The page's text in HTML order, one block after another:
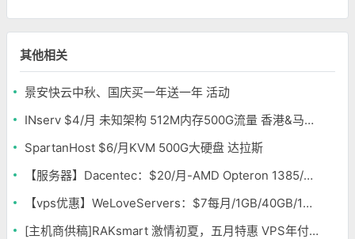
其他相关
景安快云中秋、国庆买一年送一年 活动
INserv $4/月 未知架构 512M内存500G流量 香港&马来西亚便宜VPS
SpartanHost $6/月KVM 500G大硬盘 达拉斯
【服务器】Dacentec：$20/月-AMD Opteron 1385/8GB/2TB*2/10TB 北卡
【vps优惠】WeLoveServers：$7每月/1GB/40GB/1TB KVM 洛杉矶
[主机商供稿]RAKsmart 激情初夏，五月特惠 VPS年付低至163元 不限流量